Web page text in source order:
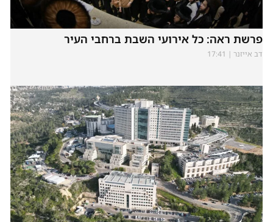
פרשת ראה: כל אירועי השבת ברחבי העיר
דב אייזנר